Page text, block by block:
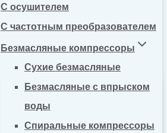
С осушителем
С частотным преобразователем
Безмасляные компрессоры
Сухие безмасляные
Безмасляные с впрыском
воды
Спиральные компрессоры